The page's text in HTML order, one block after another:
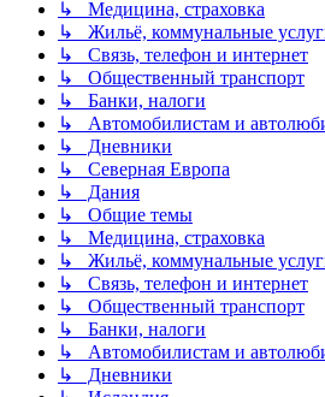
↳ Медицина, страховка
↳ Жильё, коммунальные
↳ Связь, телефон и интернет
↳ Общественный транспорт
↳ Банки, налоги
↳ Автомобилистам и
↳ Дневники
↳ Северная Европа
↳ Дания
↳ Общие темы
↳ Медицина, страховка
↳ Жильё, коммунальные
↳ Связь, телефон и интернет
↳ Общественный транспорт
↳ Банки, налоги
↳ Автомобилистам и
↳ Дневники